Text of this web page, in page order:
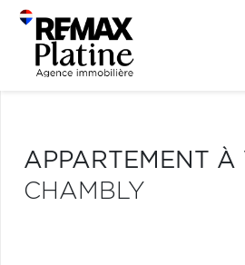
APPARTEMENT À
CHAMBLY